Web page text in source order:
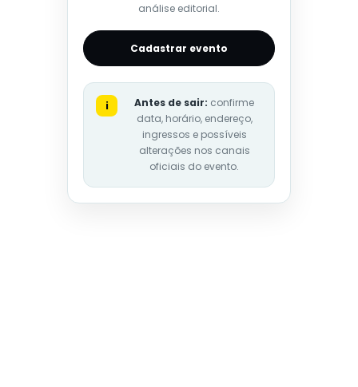
análise editorial.
Cadastrar evento
i Antes de sair: confirme
data, horário, endereço,
ingressos e possíveis
alterações nos canais
oficiais do evento.